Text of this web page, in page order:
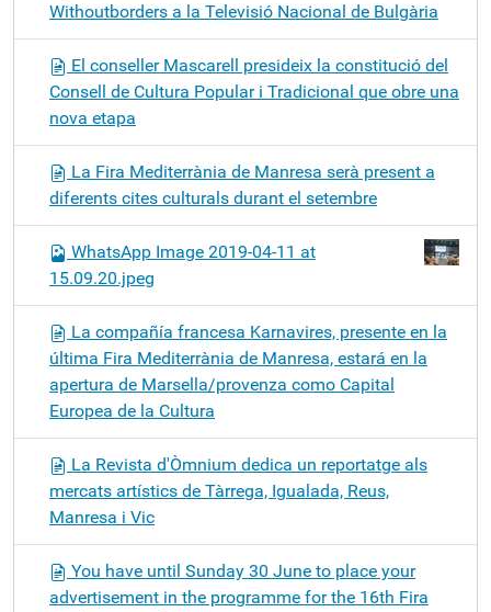
Withoutborders a la Televisió Nacional de Bulgària
El conseller Mascarell presideix la constitució del
Consell de Cultura Popular i Tradicional que obre una
nova etapa
La Fira Mediterrània de Manresa serà present a
diferents cites culturals durant el setembre
WhatsApp Image 2019-04-11 at
15.09.20.jpeg
La compañía francesa Karnavires, presente en la
última Fira Mediterrània de Manresa, estará en la
apertura de Marsella/provenza como Capital
Europea de la Cultura
La Revista d'Òmnium dedica un reportatge als
mercats artístics de Tàrrega, Igualada, Reus,
Manresa i Vic
You have until Sunday 30 June to place your
advertisement in the programme for the 16th Fira